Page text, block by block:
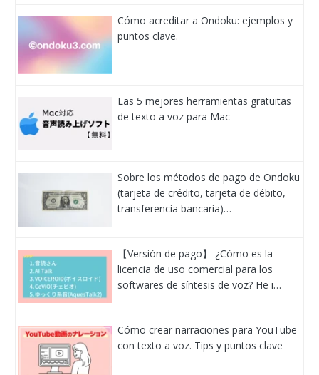
Cómo acreditar a Ondoku: ejemplos y
puntos clave.
Las 5 mejores herramientas gratuitas
de texto a voz para Mac
Sobre los métodos de pago de Ondoku
(tarjeta de crédito, tarjeta de débito,
transferencia bancaria)…
【Versión de pago】 ¿Cómo es la
licencia de uso comercial para los
softwares de síntesis de voz? He i…
Cómo crear narraciones para YouTube
con texto a voz. Tips y puntos clave